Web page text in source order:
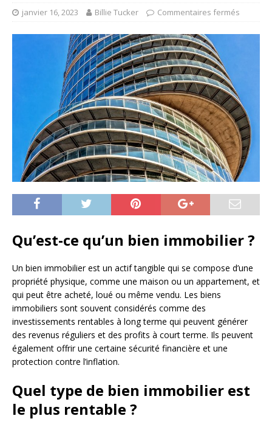
janvier 16, 2023 Billie Tucker Commentaires fermés
Qu’est-ce qu’un bien immobilier ?
Un bien immobilier est un actif tangible qui se compose d’une
propriété physique, comme une maison ou un appartement, et
qui peut être acheté, loué ou même vendu. Les biens
immobiliers sont souvent considérés comme des
investissements rentables à long terme qui peuvent générer
des revenus réguliers et des profits à court terme. Ils peuvent
également offrir une certaine sécurité financière et une
protection contre l’inflation.
Quel type de bien immobilier est
le plus rentable ?